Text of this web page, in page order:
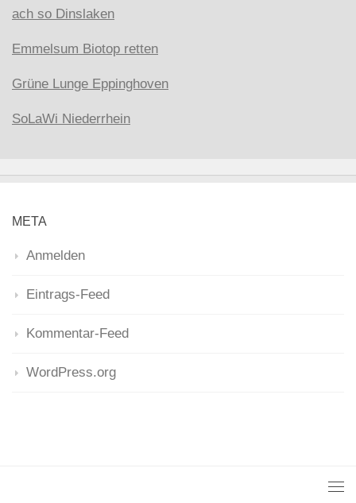
ach so Dinslaken
Emmelsum Biotop retten
Grüne Lunge Eppinghoven
SoLaWi Niederrhein
META
Anmelden
Eintrags-Feed
Kommentar-Feed
WordPress.org